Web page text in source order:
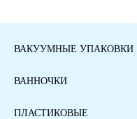
ВАКУУМНЫЕ УПАКОВКИ
ВАННОЧКИ
ПЛАСТИКОВЫЕ